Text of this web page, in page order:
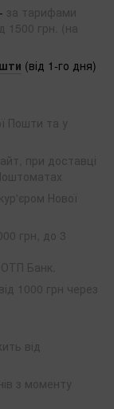
за тарифами
1500 грн. (на
(від 1-го дня)
Пошти та у
при доставці
Нової
грн, до 3
Банк.
1000 грн через
від
з моменту